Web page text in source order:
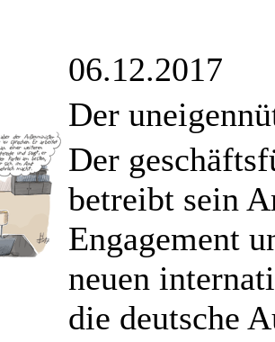
06.12.2017
Der
Der
betreibt sein
Engagement
neuen
die deutsche